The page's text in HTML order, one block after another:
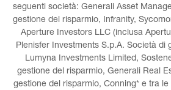
seguenti società: Generali Asset
gestione del risparmio, Infranity,
Aperture Investors LLC (inclusa
Plenisfer Investments S.p.A. Società di
Lumyna Investments Limited,
gestione del risparmio, Generali Real
gestione del risparmio, Conning* e tra